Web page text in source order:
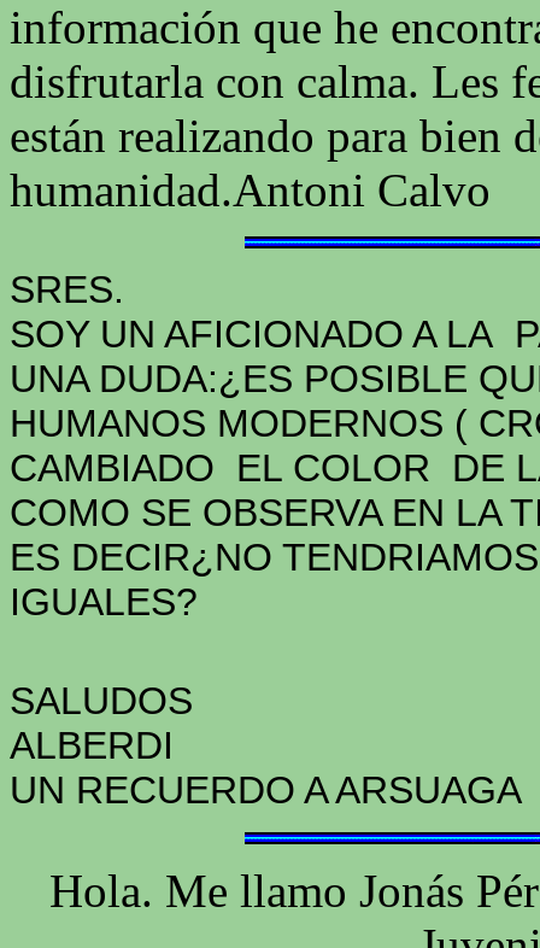
información que he
disfrutarla con calma. Les
están realizando para bien
humanidad.Antoni Calvo
SRES.
SOY UN AFICIONADO A LA
UNA DUDA:¿ES POSIBLE
HUMANOS MODERNOS (
CAMBIADO EL COLOR DE
COMO SE OBSERVA EN LA
ES DECIR¿NO
IGUALES?
SALUDOS
ALBERDI
UN RECUERDO A ARSUAGA
Hola. Me llamo Jonás